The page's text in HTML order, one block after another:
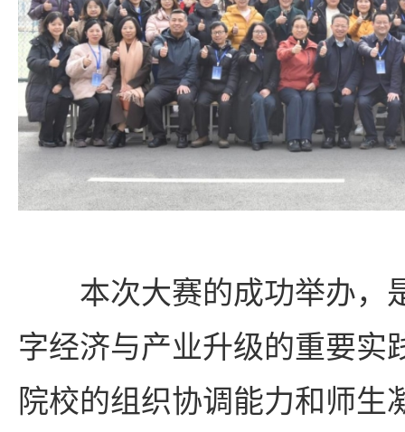
本次大赛的成功举办，
字经济与产业升级的重要实
院校的组织协调能力和师生